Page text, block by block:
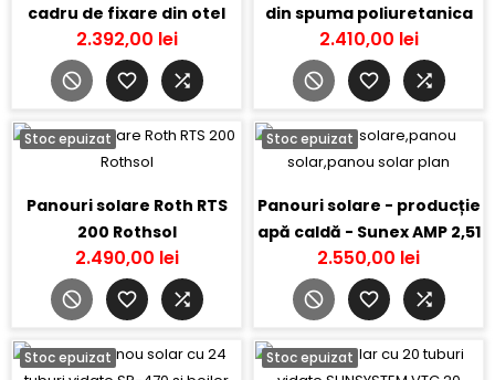
cadru de fixare din otel
2.392,00 lei
din spuma poliuretanica
2.410,00 lei
Stoc epuizat
Panouri solare Roth RTS
200 Rothsol
2.490,00 lei
Stoc epuizat
Panouri solare - producție
apă caldă - Sunex AMP 2,51
2.550,00 lei
Stoc epuizat Stoc epuizat